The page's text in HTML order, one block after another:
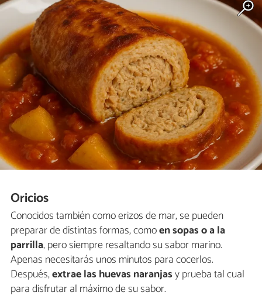
Oricios
Conocidos también como erizos de mar, se pueden
preparar de distintas formas, comoen sopas o a la
parrilla, pero siempre resaltando su sabor marino.
Apenas necesitarás unos minutos para cocerlos.
Después,extrae las huevas naranjasy prueba tal cual
para disfrutar al máximo de su sabor.